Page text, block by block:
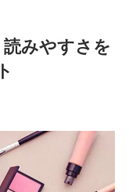
みやすさを